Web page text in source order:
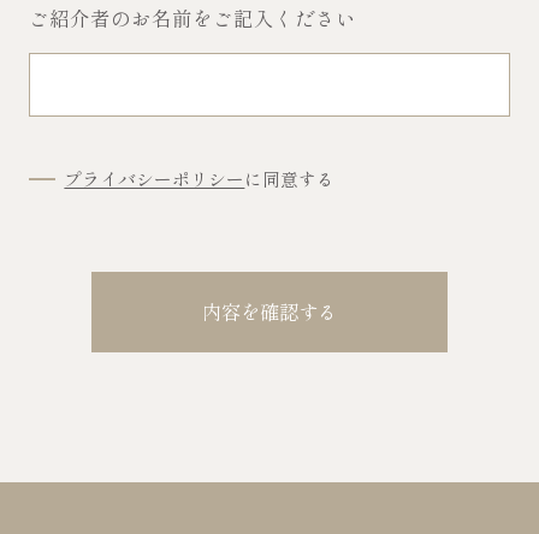
ご紹介者のお名前をご記入ください
プライバシーポリシーに同意する